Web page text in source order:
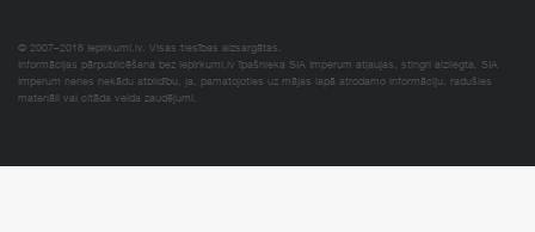
© 2007–2018 Iepirkumi.lv. Visas tiesības aizsargātas.
Informācijas pārpublicēšana bez iepirkumi.lv īpašnieka SIA Imperum atļaujas, stingri aizliegta. SIA
Imperum nenes nekādu atbildību, ja, pamatojoties uz mājas lapā atrodamo informāciju, radušies
materiāli vai citāda veida zaudējumi.